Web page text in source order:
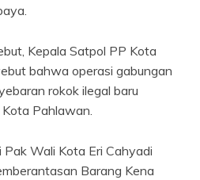
Kepala Satpol PP Kota
bahwa operasi gabungan
rokok ilegal baru
Pahlawan.
Wali Kota Eri Cahyadi
Barang Kena